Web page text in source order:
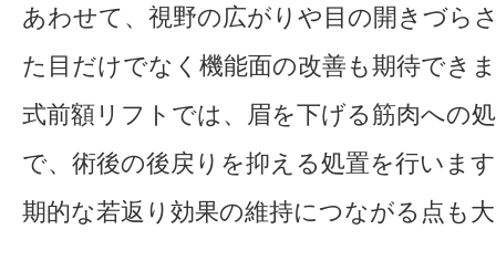
あわせて、視野の広がりや目の開きづら
た目だけでなく機能面の改善も期待でき
式前額リフトでは、眉を下げる筋肉への
で、術後の後戻りを抑える処置を行いま
期的な若返り効果の維持につながる点も